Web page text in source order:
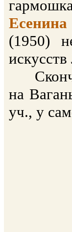
Есенина
(1950)
на
уч., у